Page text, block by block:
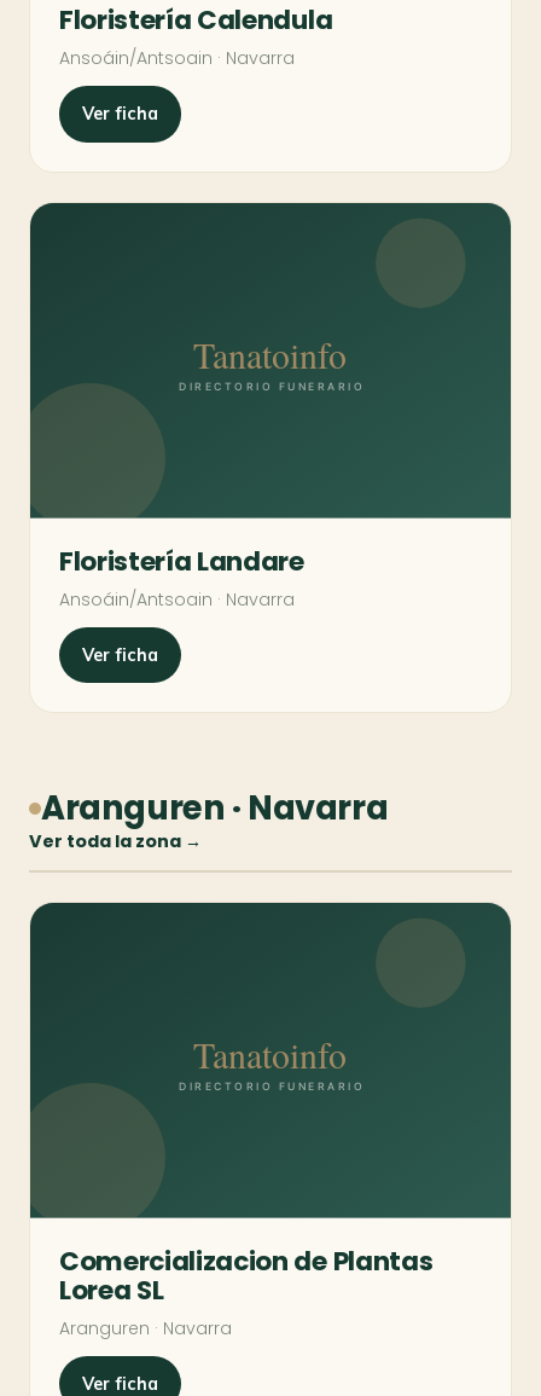
Floristería Calendula
Ansoáin/Antsoain · Navarra
Ver ficha
Floristería Landare
Ansoáin/Antsoain · Navarra
Ver ficha
Aranguren · Navarra
Ver toda la zona →
Comercializacion de Plantas
Lorea SL
Aranguren · Navarra
Ver ficha